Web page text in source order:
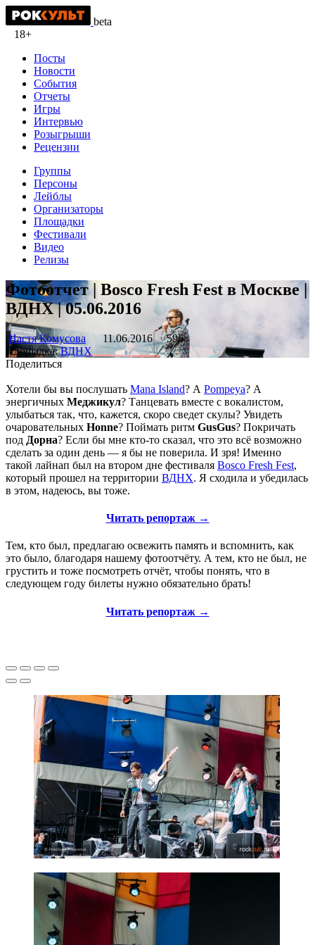
beta
18+
Посты
Новости
События
Отчеты
Игры
Интервью
Розыгрыши
Рецензии
Группы
Персоны
Лейблы
Организаторы
Площадки
Фестивали
Видео
Релизы
Фотоотчет | Bosco Fresh Fest в Москве |
ВДНХ | 05.06.2016
Настя Комусова 11.06.2016
596
Площадка:ВДНХ
Поделиться
Хотели бы вы послушать Mana Island? А Pompeya? А
энергичных Меджикул? Танцевать вместе с вокалистом,
улыбаться так, что, кажется, скоро сведет скулы? Увидеть
очаровательных Honne? Поймать ритм GusGus? Покричать
под Дорна? Если бы мне кто-то сказал, что это всё возможно
сделать за один день — я бы не поверила. И зря! Именно
такой лайнап был на втором дне фестиваля Bosco Fresh Fest,
который прошел на территории ВДНХ. Я сходила и убедилась
в этом, надеюсь, вы тоже.
Читать репортаж →
Тем, кто был, предлагаю освежить память и вспомнить, как
это было, благодаря нашему фотоотчёту. А тем, кто не был, не
грустить и тоже посмотреть отчёт, чтобы понять, что в
следующем году билеты нужно обязательно брать!
Читать репортаж →